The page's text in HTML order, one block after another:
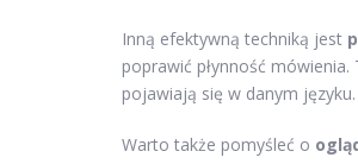
Inną efektywną techniką jest
poprawić płynność
pojawiają się w danym języku.
Warto także pomyśleć o